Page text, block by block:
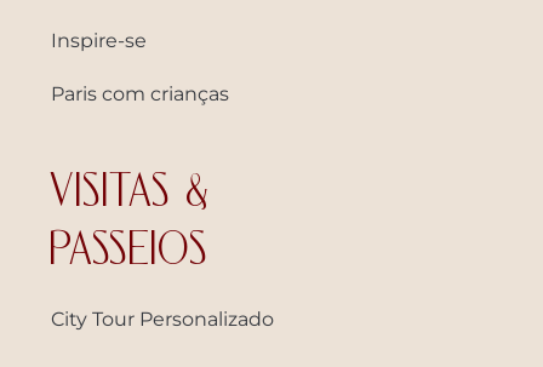
Inspire-se
Paris com crianças
VISITAS &
PASSEIOS
City Tour Personalizado